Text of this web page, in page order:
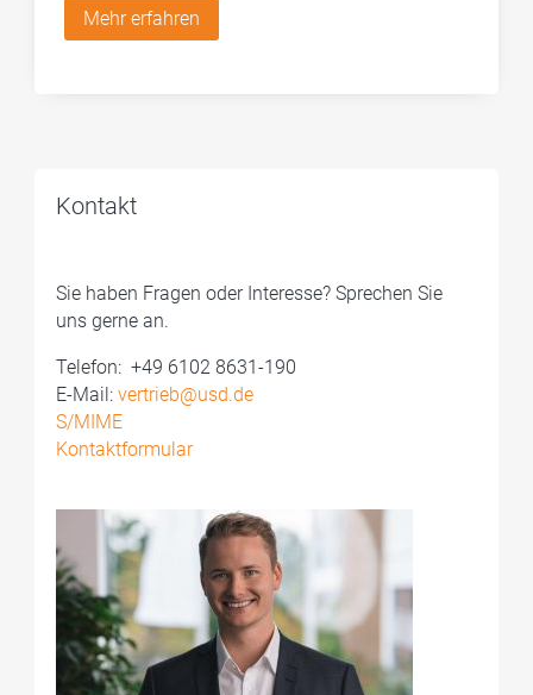
Mehr erfahren
Kontakt
Sie haben Fragen oder Interesse? Sprechen Sie
uns gerne an.
Telefon: ­ +49 6102 8631-190
E-Mail:vertrieb@usd.de
S/MIME
Kontaktformular